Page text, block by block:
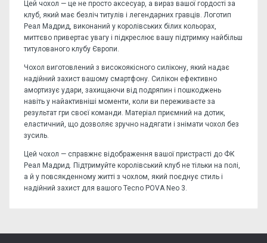
Цей чохол — це не просто аксесуар, а вираз вашої гордості за
клуб, який має безліч титулів і легендарних гравців. Логотип
Реал Мадрид, виконаний у королівських білих кольорах,
миттєво привертає увагу і підкреслює вашу підтримку найбільш
титулованого клубу Європи.
Чохол виготовлений з високоякісного силікону, який надає
надійний захист вашому смартфону. Силікон ефективно
амортизує удари, захищаючи від подряпин і пошкоджень
навіть у найактивніші моменти, коли ви переживаєте за
результат гри своєї команди. Матеріал приємний на дотик,
еластичний, що дозволяє зручно надягати і знімати чохол без
зусиль.
Цей чохол — справжнє відображення вашої пристрасті до ФК
Реал Мадрид. Підтримуйте королівський клуб не тільки на полі,
а й у повсякденному житті з чохлом, який поєднує стиль і
надійний захист для вашого Tecno POVA Neo 3.
Напишіть відгук або думку